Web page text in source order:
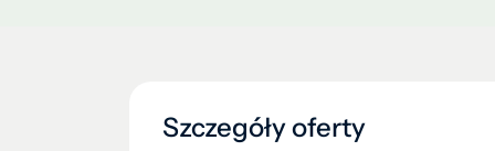
Szczegóły oferty